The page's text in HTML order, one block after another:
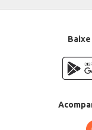
Categoria: Brinquedo